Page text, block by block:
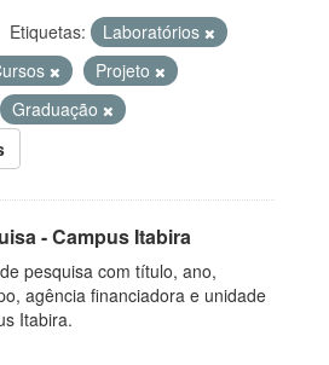
Etiquetas:
Laboratórios
Projeto
Graduação
- Campus Itabira
pesquisa com título, ano,
agência financiadora e unidade
Itabira.